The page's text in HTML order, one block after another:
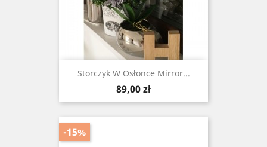
Storczyk W Osłonce Mirror...
Cena
89,00 zł
-15%